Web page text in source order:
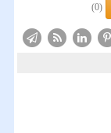
(0)